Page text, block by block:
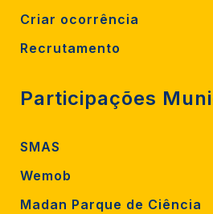
Criar ocorrência
Recrutamento
Participações
SMAS
Wemob
Madan Parque de Ciência